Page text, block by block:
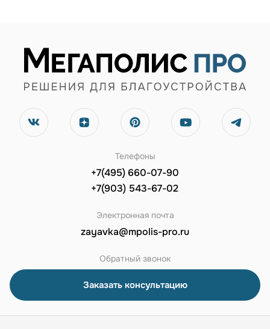
Телефоны
+7(495) 660-07-90
+7(903) 543-67-02
Электронная почта
zayavka@mpolis-pro.ru
Обратный звонок
Заказать консультацию